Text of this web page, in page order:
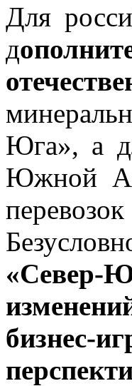
Для
д
Юга», а
Южной
«Север-
бизнес-